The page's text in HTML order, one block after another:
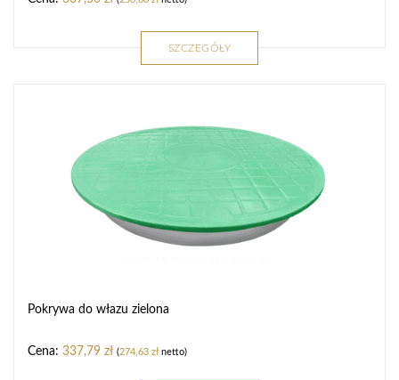
SZCZEGÓŁY
Pokrywa do włazu zielona
337,79 zł (274,63 złnetto)